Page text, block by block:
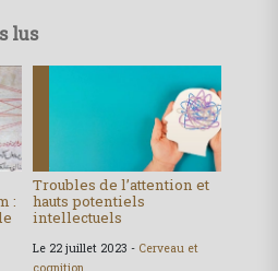
lus
:
Troubles de l’attention et
hauts potentiels
intellectuels
Le 22 juillet 2023 - Cerveau et
cognition